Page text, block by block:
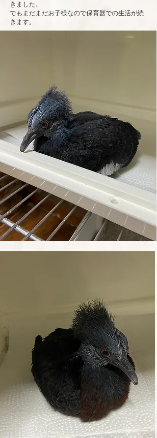
きました。
​でもまだまだお子様なので保育器での生活が続
きます。